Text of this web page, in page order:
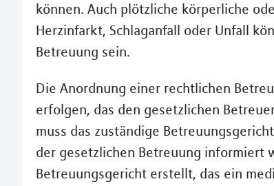
können. Auch plötzliche körperliche
Herzinfarkt, Schlaganfall oder Unfall
Betreuung sein.
Die Anordnung einer rechtlichen
erfolgen, das den gesetzlichen
muss das zuständige
der gesetzlichen Betreuung informiert
Betreuungsgericht erstellt, das ein